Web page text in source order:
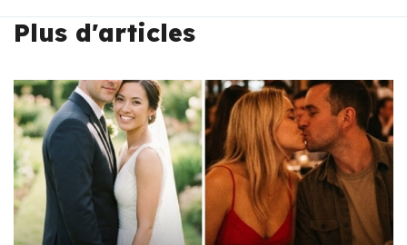
Plus d'articles